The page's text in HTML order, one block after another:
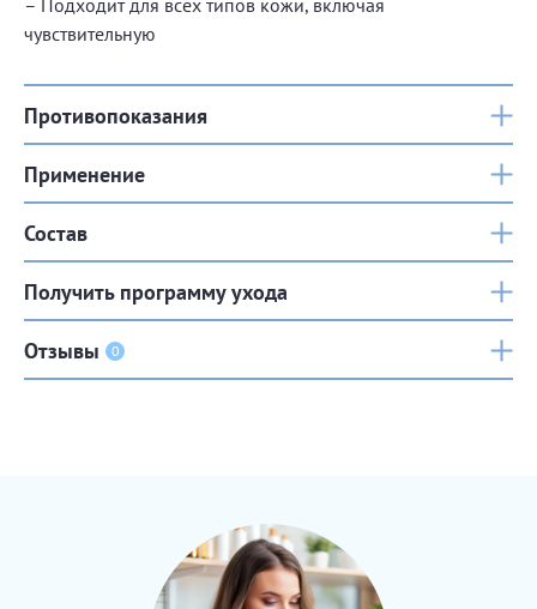
– Подходит для всех типов кожи, включая
чувствительную
Противопоказания
Применение
Состав
Получить программу ухода
Отзывы 0